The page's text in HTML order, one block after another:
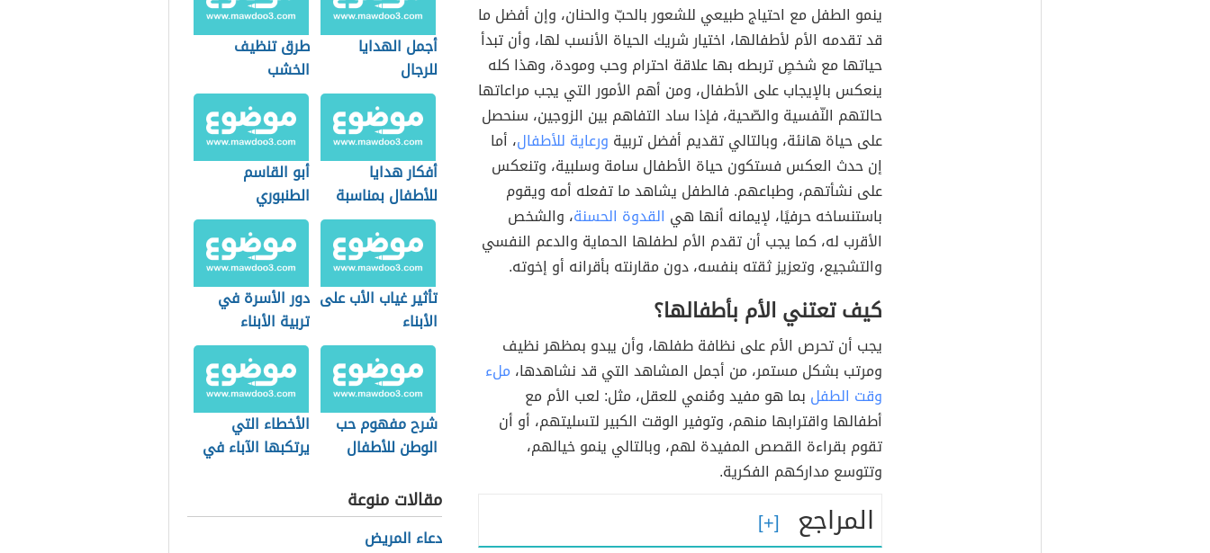
ينمو الطفل مع احتياج طبيعي للشعور بالحبّ والحنان، وإن أفضل ما
قد تقدمه الأم لأطفالها، اختيار شريك الحياة الأنسب لها، وأن تبدأ
حياتها مع شخصٍ تربطه بها علاقة احترام وحب ومودة، وهذا كله
ينعكس بالإيجاب على الأطفال، ومن أهم الأمور التي يجب مراعاتها
حالتهم النّفسية والصّحية، فإذا ساد التفاهم بين الزوجين، سنحصل
على حياة هانئة، وبالتالي تقديم أفضل تربية ورعاية للأطفال، أما
إن حدث العكس فستكون حياة الأطفال سامة وسلبية، وتنعكس
على نشأتهم، وطباعهم. فالطفل يشاهد ما تفعله أمه ويقوم
باستنساخه حرفيًا، لإيمانه أنها هي القدوة الحسنة، والشخص
الأقرب له، كما يجب أن تقدم الأم لطفلها الحماية والدعم النفسي
والتشجيع، وتعزيز ثقته بنفسه، دون مقارنته بأقرانه أو إخوته.
كيف تعتني الأم بأطفالها؟
يجب أن تحرص الأم على نظافة طفلها، وأن يبدو بمظهر نظيف
ومرتب بشكل مستمر، من أجمل المشاهد التي قد نشاهدها، ملء
وقت الطفل بما هو مفيد ومُنمي للعقل، مثل: لعب الأم مع
أطفالها واقترابها منهم، وتوفير الوقت الكبير لتسليتهم، أو أن
تقوم بقراءة القصص المفيدة لهم، وبالتالي ينمو خيالهم،
وتتوسع مداركهم الفكرية.
المراجع
أجمل الهدايا
للرجال
طرق تنظيف
الخشب
أفكار هدايا
للأطفال بمناسبة
النجاح
أبو القاسم
الطنبوري
تأثير غياب الأب على
الأبناء
دور الأسرة في
تربية الأبناء
شرح مفهوم حب
الوطن للأطفال
الأخطاء التي
يرتكبها الآباء في
مقالات منوعة
دعاء المريض